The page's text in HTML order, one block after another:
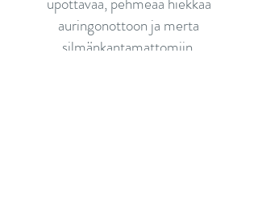
auringonottoon ja merta
silmänkantamattomiin.